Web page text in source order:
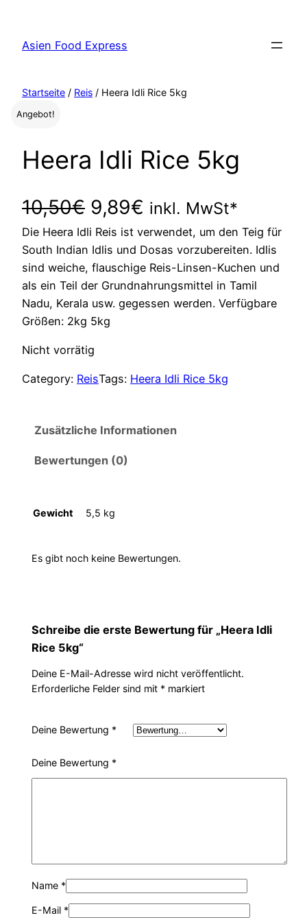
springen
Asien Food Express
Startseite / Reis / Heera Idli Rice 5kg
Angebot!
Heera Idli Rice 5kg
10,50€ U
r
s
p
r
ü
n
g
l
c
P
r
e
i
s
:
1
9,89€ A
k
t
u
l
e
i
s
t
:
€
.
inkl. MwSt*
Die Heera Idli Reis ist verwendet, um den Teig für
South Indian Idlis und Dosas vorzubereiten. Idlis
sind weiche, flauschige Reis-Linsen-Kuchen und
als ein Teil der Grundnahrungsmittel in Tamil
Nadu, Kerala usw. gegessen werden. Verfügbare
Größen: 2kg 5kg
Nicht vorrätig
Category: ReisTags: Heera Idli Rice 5kg
Zusätzliche Informationen
Bewertungen (0)
Gewicht 5,5 kg
Es gibt noch keine Bewertungen.
Schreibe die erste Bewertung für „Heera Idli
Rice 5kg“
Deine E-Mail-Adresse wird nicht veröffentlicht.
Erforderliche Felder sind mit * markiert
Deine Bewertung *
Deine Bewertung *
Name *
E-Mail *